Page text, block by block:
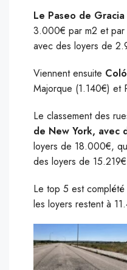
Le Paseo de
3.000€ par m2 et par
avec des loyers de
Viennent ensuite
Majorque (1.140€) et
Le classement des
de New York, avec
loyers de 18.000€,
des loyers de
Le top 5 est
les loyers restent à